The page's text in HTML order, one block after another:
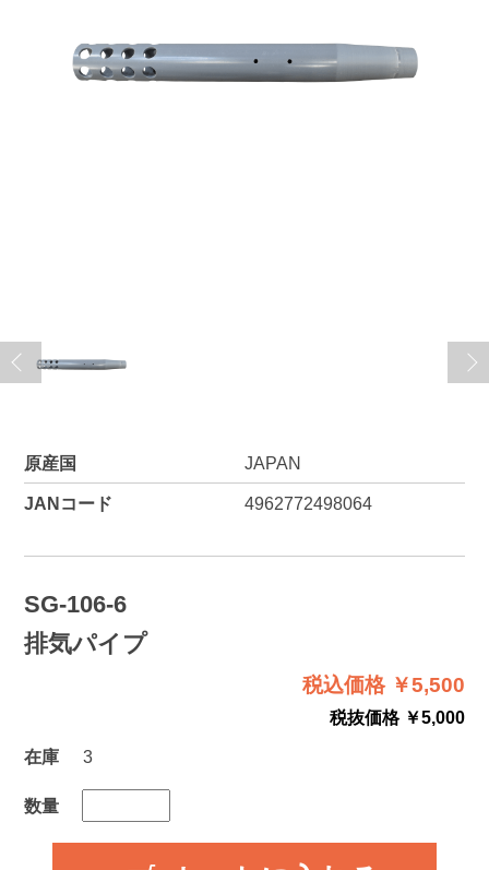
原産国 JAPAN
JANコード 4962772498064
SG-106-6
排気パイプ
税込価格 ￥5,500
税抜価格 ￥5,000
在庫
3
数量